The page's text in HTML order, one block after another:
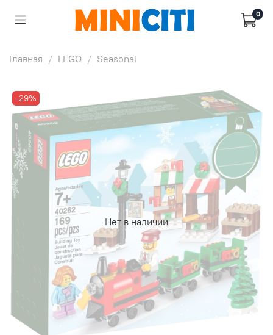
0
Главная LEGO Seasonal
Нет в наличии
-29%